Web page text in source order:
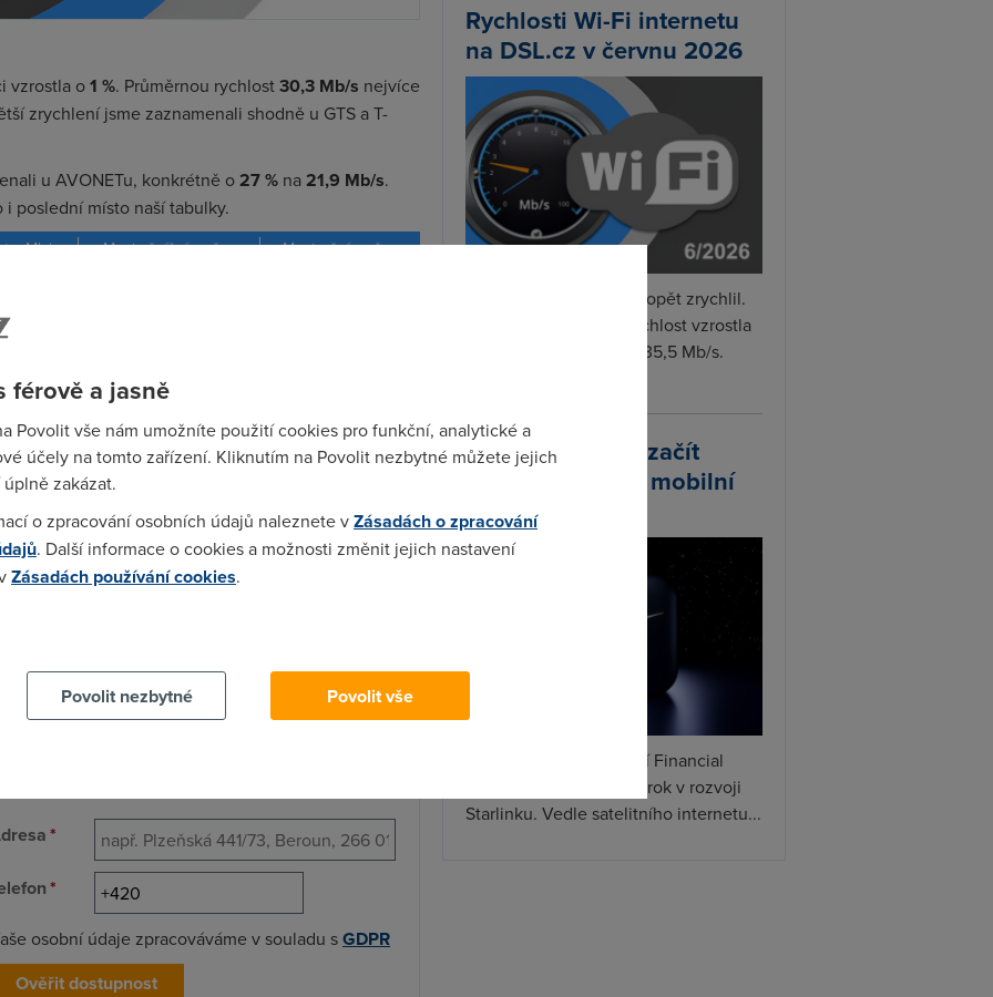
vzrostla o1 %. Průměrnou rychlost30,3 Mb/s nejvíce
zrychlení jsme zaznamenali shodně u GTS a T-
u AVONETu, konkrétně o27 % na21,9 Mb/s.
poslední místo naší tabulky.
v Mb/s Meziměsíční změna
Meziroční změna
5 %
-10 %
-15 %
internetu na vaší
formulář níže a hned to zjistíte!
Dostupnost služeb
*
*
osobní údaje zpracováváme v souladu sGDPR
Ověřit dostupnost
Rychlosti Wi-Fi internetu
na DSL.cz v červnu 2026
Wi-Fi internet v červnu opět zrychlil.
Průměrná naměřená rychlost vzrostla
meziměsíčně o 4 % na 35,5 Mb/s.
Starlink plánuje začít
prodávat vlastní mobilní
tarify
SpaceX podle informací Financial
Times připravuje další krok v rozvoji
Starlinku. Vedle satelitního internetu...
férově a jasně
Povolit vše nám umožníte použití cookies pro funkční, analytické a
účely na tomto zařízení. Kliknutím na Povolit nezbytné můžete jejich
zakázat.
o zpracování osobních údajů naleznete vZásadách o zpracování
. Další informace o cookies a možnosti změnit jejich nastavení
Zásadách používání cookies.
Povolit nezbytné
Povolit vše